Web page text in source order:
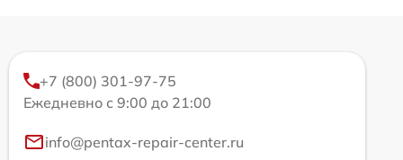
+7 (800) 301-97-75
Ежедневно с 9:00 до 21:00
info@pentax-repair-center.ru